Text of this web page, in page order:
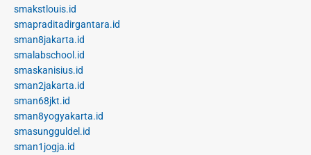
smakstlouis.id
smapraditadirgantara.id
sman8jakarta.id
smalabschool.id
smaskanisius.id
sman2jakarta.id
sman68jkt.id
sman8yogyakarta.id
smasungguldel.id
sman1jogja.id